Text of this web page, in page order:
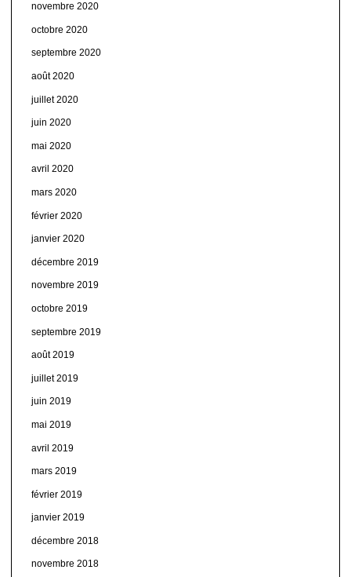
novembre 2020
octobre 2020
septembre 2020
août 2020
juillet 2020
juin 2020
mai 2020
avril 2020
mars 2020
février 2020
janvier 2020
décembre 2019
novembre 2019
octobre 2019
septembre 2019
août 2019
juillet 2019
juin 2019
mai 2019
avril 2019
mars 2019
février 2019
janvier 2019
décembre 2018
novembre 2018